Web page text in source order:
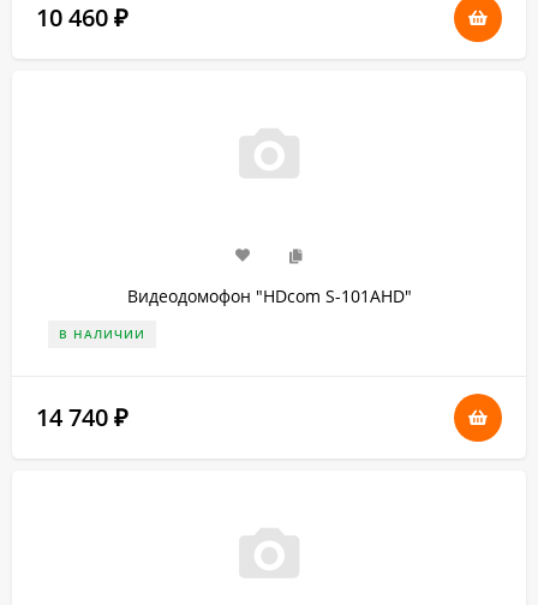
10 460 ₽
Видеодомофон "HDcom S-101AHD"
В НАЛИЧИИ
14 740 ₽